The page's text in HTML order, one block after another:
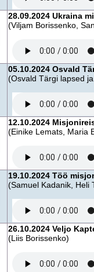
28.09.2024 Ukraina
(Viljam Borissenko,
05.10.2024 Osvald
(Osvald Tärgi lapsed
12.10.2024
(Einike Lemats, Maria
19.10.2024 Töö
(Samuel Kadanik, Heli
26.10.2024 Veljo
(Liis Borissenko)